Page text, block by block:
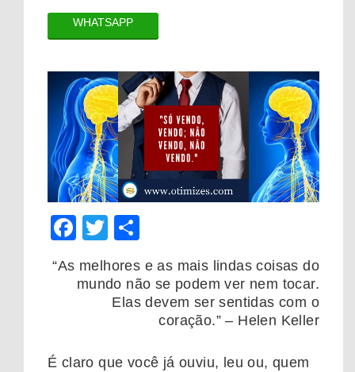
WHATSAPP
Facebook
Twitter
“As melhores e as mais lindas coisas do
mundo não se podem ver nem tocar.
Elas devem ser sentidas com o
coração.” – Helen Keller
É claro que você já ouviu, leu ou, quem